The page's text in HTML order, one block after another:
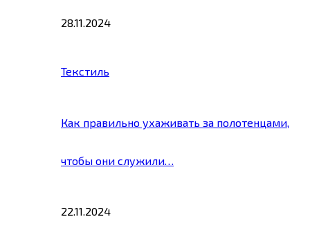
28.11.2024
Текстиль
Как правильно ухаживать за полотенцами,
чтобы они служили…
22.11.2024